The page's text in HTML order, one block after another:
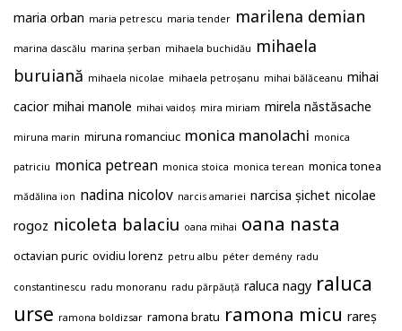
maria orban maria petrescu maria tender marilena demian
marina dascălu marina șerban mihaela buchidău mihaela
buruiană mihaela nicolae mihaela petroșanu mihai bălăceanu mihai
cacior mihai manole mihai vaidoș mira miriam mirela năstăsache
miruna marin miruna romanciuc monica manolachi monica
patriciu monica petrean monica stoica monica terean monica tonea
mădălina ion nadina nicolov narcis amariei narcisa șichet nicolae
rogoz nicoleta balaciu oana mihai oana nasta
octavian puric ovidiu lorenz petru albu péter demény radu
constantinescu radu monoranu radu părpăuță raluca nagy raluca
urse ramona boldizsar ramona bratu ramona micu rareș